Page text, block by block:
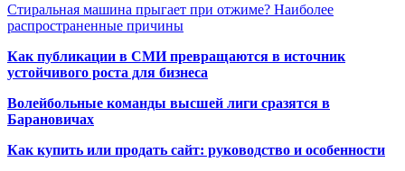
Стиральная машина прыгает при отжиме? Наиболее
распространенные причины
Как публикации в СМИ превращаются в источник
устойчивого роста для бизнеса
Волейбольные команды высшей лиги сразятся в
Барановичах
Как купить или продать сайт: руководство и особенности